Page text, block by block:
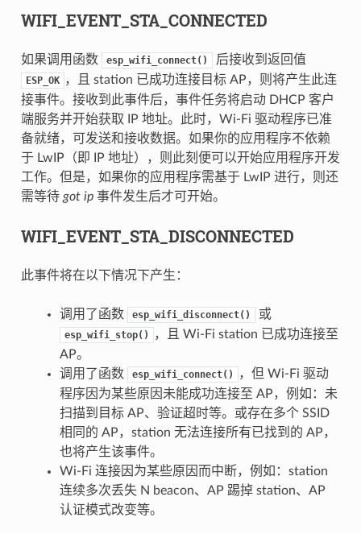
WIFI_EVENT_STA_CONNECTED
如果调用函数 esp_wifi_connect() 后接收到返回值
ESP_OK ，且 station 已成功连接目标 AP，则将产生此连
接事件。接收到此事件后，事件任务将启动 DHCP 客户
端服务并开始获取 IP 地址。此时，Wi-Fi 驱动程序已准
备就绪，可发送和接收数据。如果你的应用程序不依赖
于 LwIP（即 IP 地址），则此刻便可以开始应用程序开发
工作。但是，如果你的应用程序需基于 LwIP 进行，则还
需等待 got ip事件发生后才可开始。
WIFI_EVENT_STA_DISCONNECTED
此事件将在以下情况下产生：
调用了函数 esp_wifi_disconnect() 或
esp_wifi_stop()
，且 Wi-Fi station 已成功连接至
AP。
调用了函数
esp_wifi_connect()
，但 Wi-Fi 驱动
程序因为某些原因未能成功连接至 AP，例如：未
扫描到目标 AP、验证超时等。或存在多个 SSID
相同的 AP，station 无法连接所有已找到的 AP，
也将产生该事件。
Wi-Fi 连接因为某些原因而中断，例如：station
连续多次丢失 N beacon、AP 踢掉 station、AP
认证模式改变等。